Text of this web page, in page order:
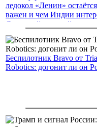
ледокол «Ленин»
важен и чем Индии
Северный морской путь
Беспилотник Bravo от
Robotics: догонит ли он